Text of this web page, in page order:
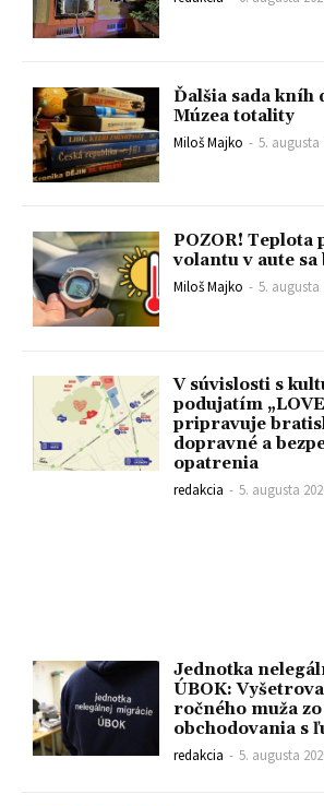
Ďalšia sada kníh
Múzea totality
Miloš Majko - 5. augusta
POZOR! Teplota
volantu v aute sa
Miloš Majko - 5. augusta
V súvislosti s
podujatím
pripravuje
dopravné a
opatrenia
redakcia - 5. augusta
Jednotka
ÚBOK:
ročného muža
obchodovania s
redakcia - 5. augusta